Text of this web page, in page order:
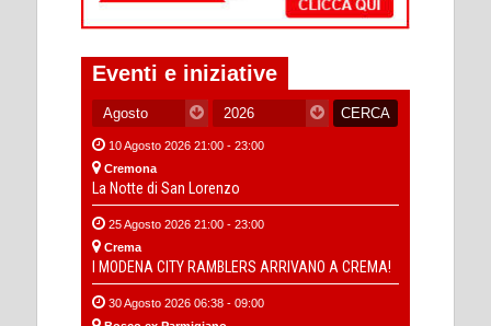
Eventi e iniziative
10 Agosto 2026 21:00 - 23:00
Cremona
La Notte di San Lorenzo
25 Agosto 2026 21:00 - 23:00
Crema
I MODENA CITY RAMBLERS ARRIVANO A CREMA!
30 Agosto 2026 06:38 - 09:00